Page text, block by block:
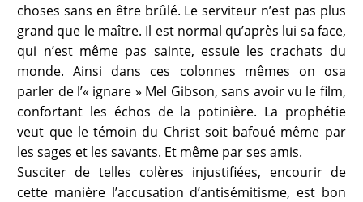
choses sans en être brûlé. Le serviteur n’est pas plus
grand que le maître. Il est normal qu’après lui sa face,
qui n’est même pas sainte, essuie les crachats du
monde. Ainsi dans ces colonnes mêmes on osa
parler de l’« ignare » Mel Gibson, sans avoir vu le film,
confortant les échos de la potinière. La prophétie
veut que le témoin du Christ soit bafoué même par
les sages et les savants. Et même par ses amis.
Susciter de telles colères injustifiées, encourir de
cette manière l’accusation d’antisémitisme, est bon